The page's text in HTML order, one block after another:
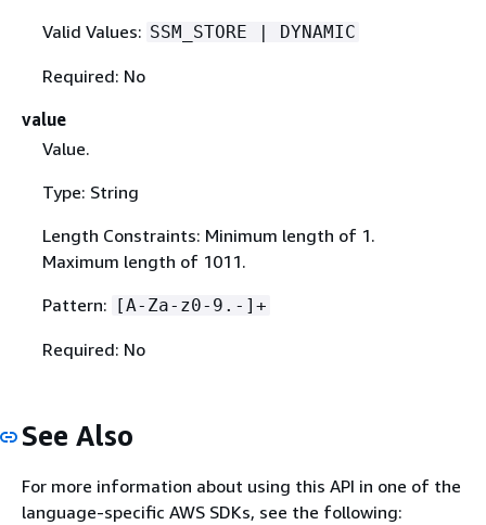
Valid Values: SSM_STORE | DYNAMIC
Required: No
value
Value.
Type: String
Length Constraints: Minimum length of 1.
Maximum length of 1011.
Pattern: [A-Za-z0-9.-]+
Required: No
See Also
For more information about using this API in one of the
language-specific AWS SDKs, see the following: